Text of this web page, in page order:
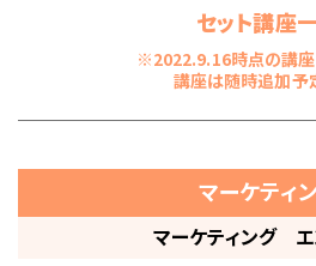
セット講座
※2022.9.16時点の講座
講座は随時追加予
マーケティ
マーケティング エ